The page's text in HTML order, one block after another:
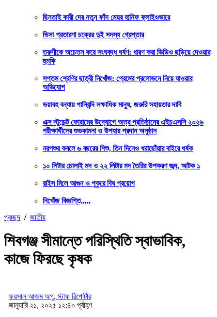
ছিনতাই কারী দের নতুন ফাঁদ মেয়র হানিফ ফ্লাইওভারে
ভিসা প্রতারণা চক্রের দুই সদস্য গ্রেপ্তার
তরুণীকে অচেতন করে সংঘবদ্ধ ধর্ষণ: ধারণ করা ভিডিও ছড়িয়ে দেওয়ার
হুমকি
সপ্তম শ্রেণির ছাত্রী নিখোঁজ: প্রেমের প্রলোভনে নিয়ে যাওয়ার
অভিযোগ
ভয়াবহ বন্যায় পানিবন্দি লক্ষাধিক মানুষ, জরুরি সহায়তার দাবি
এক্স স্টুডেন্ট ফোরামের উদ্যোগে অত্র প্রতিষ্ঠানের এইচএসসি ২০২৬
পরীক্ষার্থীদের শুভকামনা ও উপহার প্রদান অনুষ্ঠান
নরপশুর কবলে ৬ বছরের শিশু, তিন দিনেও ধরাছোঁয়ার বাইরে ধর্ষক
১০ লিটার চোলাই মদ ও ২২ লিটার মদ তৈরির উপকরণ জব্দ, আটক ১
রাইস মিলে আগুন ও পুকুরে বিষ প্রয়োগ
নিখোঁজ বিজ্ঞপ্তি,,,,,
প্রচ্ছদ / জাতীয়
শিবগঞ্জ সীমান্তে পরিস্থিতি স্বাভাবিক,
কাজে ফিরছে কৃষক
ফয়সাল আজম অপু, স্টাফ রিপোর্টার
জানুয়ারি ২১, ২০২৫ ১২:৪০ পূর্বাহ্ণ